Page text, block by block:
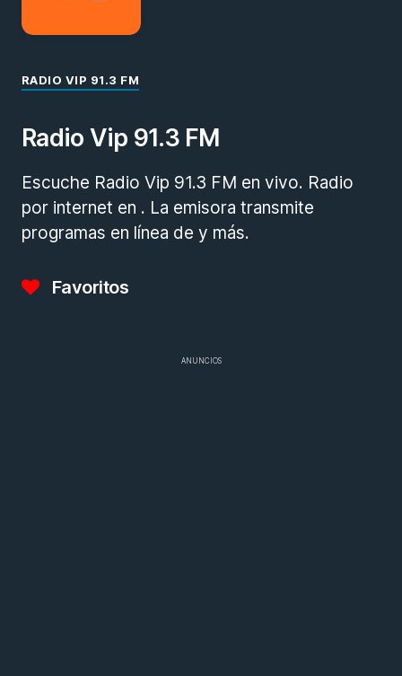
RADIO VIP 91.3 FM
Radio Vip 91.3 FM
Escuche Radio Vip 91.3 FM en vivo. Radio
por internet en . La emisora transmite
programas en línea de y más.
Favoritos
ANUNCIOS